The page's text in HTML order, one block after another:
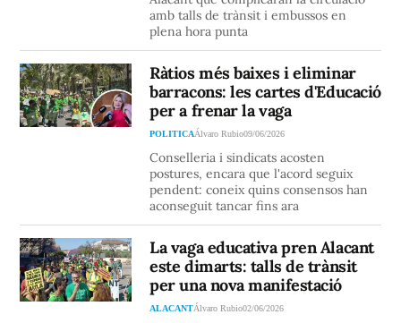
amb talls de trànsit i embussos en
plena hora punta
Ràtios més baixes i eliminar
barracons: les cartes d'Educació
per a frenar la vaga
POLITICAÁlvaro Rubio09/06/2026
Conselleria i sindicats acosten
postures, encara que l'acord seguix
pendent: coneix quins consensos han
aconseguit tancar fins ara
La vaga educativa pren Alacant
este dimarts: talls de trànsit
per una nova manifestació
ALACANTÁlvaro Rubio02/06/2026